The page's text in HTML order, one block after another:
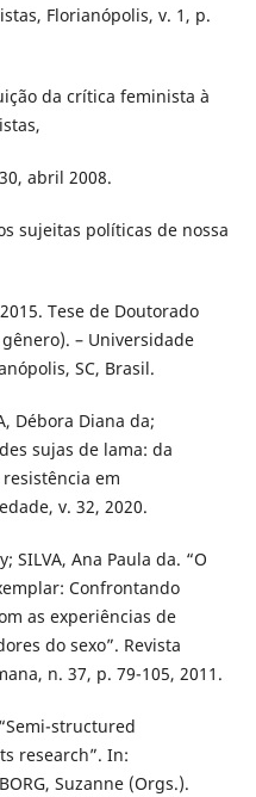
Florianópolis, v. 1, p.
da crítica feminista à
abril 2008.
sujeitas políticas de nossa
Tese de Doutorado
– Universidade
SC, Brasil.
Débora Diana da;
sujas de lama: da
em
v. 32, 2020.
SILVA, Ana Paula da. “O
Confrontando
as experiências de
do sexo”. Revista
n. 37, p. 79-105, 2011.
structured
research”. In:
Suzanne (Orgs.).